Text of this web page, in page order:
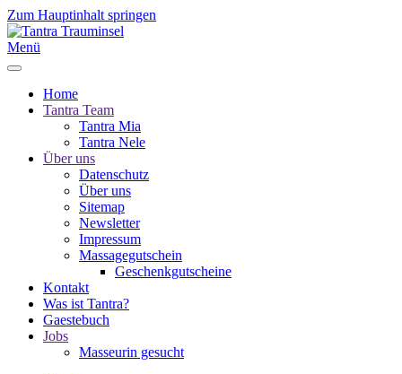
Zum Hauptinhalt springen
Menü
Home
Tantra Team
Tantra Mia
Tantra Nele
Über uns
Datenschutz
Über uns
Sitemap
Newsletter
Impressum
Massagegutschein
Geschenkgutscheine
Kontakt
Was ist Tantra?
Gaestebuch
Jobs
Masseurin gesucht